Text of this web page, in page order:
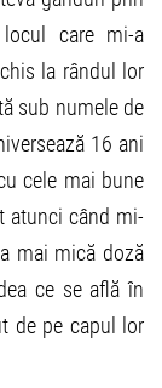
care mi-a
la rândul lor
sub numele de
16 ani
cele mai bune
atunci când mi-
mai mică doză
ce se află în
de pe capul lor